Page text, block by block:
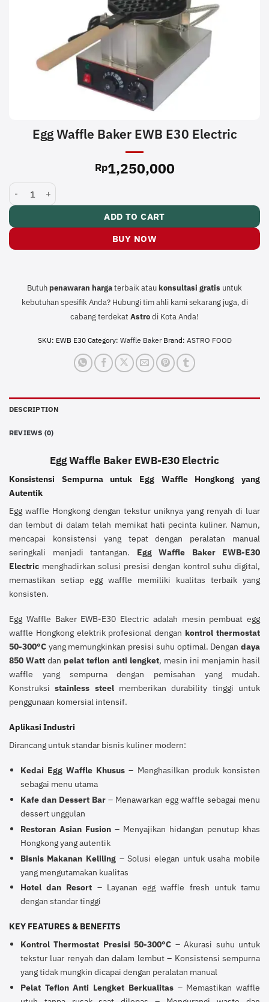
Egg Waffle Baker EWB E30 Electric
Rp1,250,000
Egg Waffle Baker EWB E30 Electric quantity
ADD TO CART
BUY NOW
Butuh penawaran hargaterbaik atau konsultasi gratis untuk
kebutuhan spesifik Anda? Hubungi tim ahli kami sekarang juga, di
cabang terdekat Astrodi Kota Anda!
SKU: EWB E30 Category: Waffle Baker Brand: ASTRO FOOD
DESCRIPTION
REVIEWS (0)
Egg Waffle Baker EWB-E30 Electric
Konsistensi Sempurna untuk Egg Waffle Hongkong yang
Autentik
Egg waffle Hongkong dengan tekstur uniknya yang renyah di luar
dan lembut di dalam telah memikat hati pecinta kuliner. Namun,
mencapai konsistensi yang tepat dengan peralatan manual
seringkali menjadi tantangan. Egg Waffle Baker EWB-E30
Electric menghadirkan solusi presisi dengan kontrol suhu digital,
memastikan setiap egg waffle memiliki kualitas terbaik yang
konsisten.
Egg Waffle Baker EWB-E30 Electric adalah mesin pembuat egg
waffle Hongkong elektrik profesional dengan kontrol thermostat
50-300°C yang memungkinkan presisi suhu optimal. Dengan daya
850 Watt dan pelat teflon anti lengket, mesin ini menjamin hasil
waffle yang sempurna dengan pemisahan yang mudah.
Konstruksistainless steelmemberikan durability tinggi untuk
penggunaan komersial intensif.
Aplikasi Industri
Dirancang untuk standar bisnis kuliner modern:
Kedai Egg Waffle Khusus – Menghasilkan produk konsisten
sebagai menu utama
Kafe dan Dessert Bar– Menawarkan egg waffle sebagai menu
dessert unggulan
Restoran Asian Fusion– Menyajikan hidangan penutup khas
Hongkong yang autentik
Bisnis Makanan Keliling – Solusi elegan untuk usaha mobile
yang mengutamakan kualitas
Hotel dan Resort – Layanan egg waffle fresh untuk tamu
dengan standar tinggi
KEY FEATURES & BENEFITS
Kontrol Thermostat Presisi 50-300°C – Akurasi suhu untuk
tekstur luar renyah dan dalam lembut – Konsistensi sempurna
yang tidak mungkin dicapai dengan peralatan manual
Pelat Teflon Anti Lengket Berkualitas– Memastikan waffle